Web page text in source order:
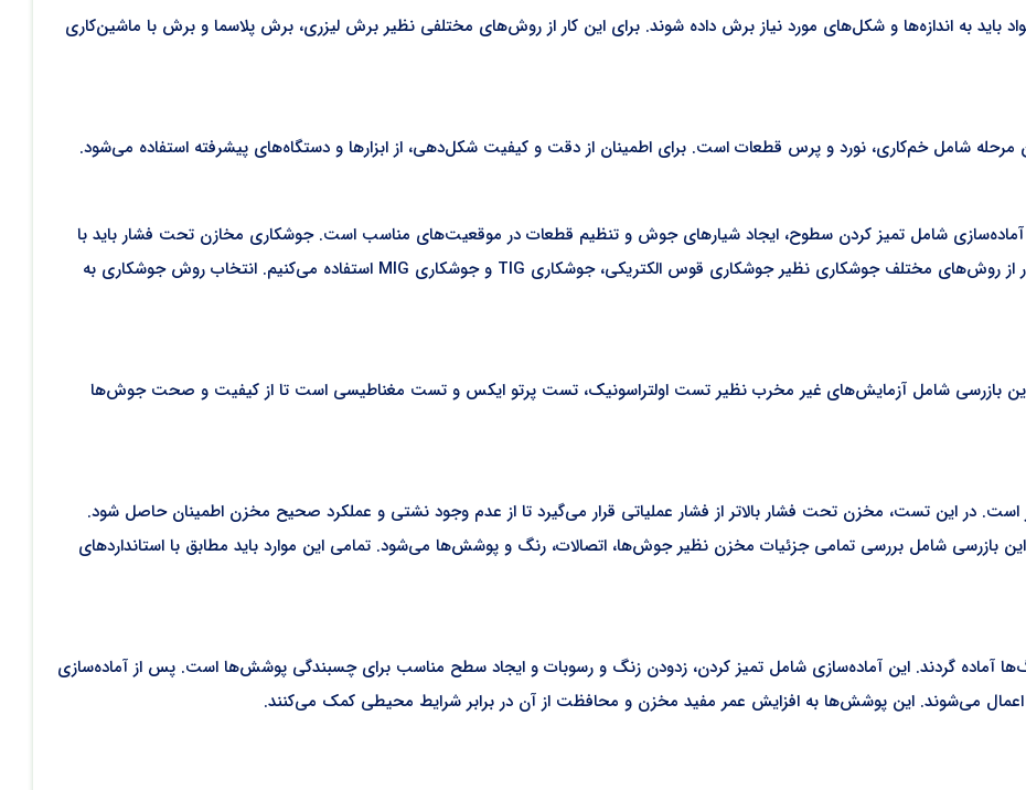
باید به اندازه‌ها و شکل‌های مورد نیاز برش داده شوند. برای این کار از روش‌های مختلفی نظیر برش لیزری، برش پلاسما و برش با ماشین‌کاری
شامل خم‌کاری، نورد و پرس قطعات است. برای اطمینان از دقت و کیفیت شکل‌دهی، از ابزارها و دستگاه‌های پیشرفته استفاده می‌شود.
آماده‌سازی شامل تمیز کردن سطوح، ایجاد شیارهای جوش و تنظیم قطعات در موقعیت‌های مناسب است. جوشکاری مخازن تحت فشار باید با
دقت و مطابق با استانداردهای مربوطه انجام گردد. برای این کار از روش‌های مختلف جوشکاری نظیر جوشکاری قوس الکتریکی، جوشکاری TIG و جوشکاری MIG استفاده می‌کنیم. انتخاب روش جوشکاری به
این بازرسی شامل آزمایش‌های غیر مخرب نظیر تست اولتراسونیک، تست پرتو ایکس و تست مغناطیسی است تا از کیفیت و صحت جوش‌ها
در این تست، مخزن تحت فشار بالاتر از فشار عملیاتی قرار می‌گیرد تا از عدم وجود نشتی و عملکرد صحیح مخزن اطمینان حاصل شود.
بازرسی شامل بررسی تمامی جزئیات مخزن نظیر جوش‌ها، اتصالات، رنگ و پوشش‌ها می‌شود. تمامی این موارد باید مطابق با استانداردهای
آماده گردند. این آماده‌سازی شامل تمیز کردن، زدودن زنگ و رسوبات و ایجاد سطح مناسب برای چسبندگی پوشش‌ها است. پس از آماده‌سازی
می‌شوند. این پوشش‌ها به افزایش عمر مفید مخزن و محافظت از آن در برابر شرایط محیطی کمک می‌کنند.